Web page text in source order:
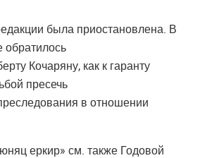
была приостановлена. В
обратилось
Кочаряну, как к гаранту
пресечь
в отношении
еркир» см. также Годовой